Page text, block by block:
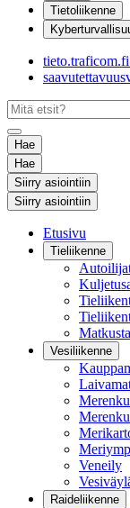
Tietoliikenne
tieto.traficom.fi
Hae
Hae
Siirry asiointiin
Siirry asiointiin
Etusivu
Tieliikenne
Vesiliikenne
Veneily
Raideliikenne